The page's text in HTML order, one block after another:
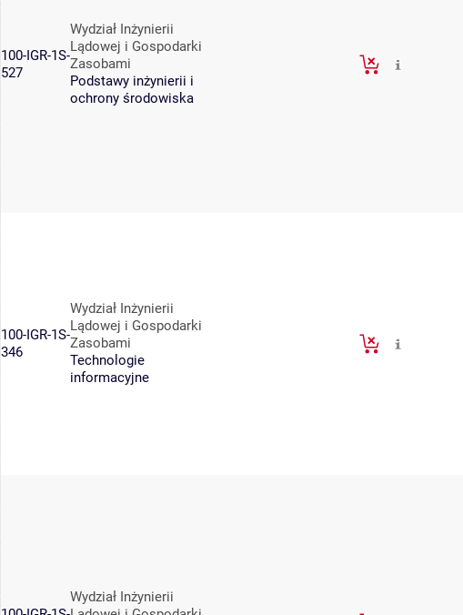
100-IGR-1S-
527
Wydział Inżynierii
Lądowej i Gospodarki
Zasobami
Podstawy inżynierii i
ochrony środowiska
100-IGR-1S-
346
Wydział Inżynierii
Lądowej i Gospodarki
Zasobami
Technologie
informacyjne
Wydział Inżynierii